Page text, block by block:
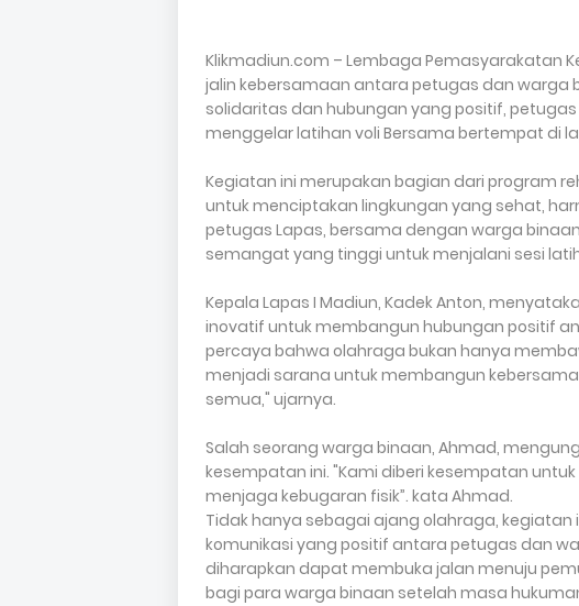
Klikmadiun.com – Lembaga Pemasyarakatan
jalin kebersamaan antara petugas dan warga
solidaritas dan hubungan yang positif,
menggelar latihan voli Bersama bertempat di
Kegiatan ini merupakan bagian dari program
untuk menciptakan lingkungan yang sehat,
petugas Lapas, bersama dengan warga
semangat yang tinggi untuk menjalani sesi
Kepala Lapas I Madiun, Kadek Anton,
inovatif untuk membangun hubungan positif
percaya bahwa olahraga bukan hanya
menjadi sarana untuk membangun
semua," ujarnya.
Salah seorang warga binaan, Ahmad,
kesempatan ini. "Kami diberi kesempatan
menjaga kebugaran fisik”. kata Ahmad.
Tidak hanya sebagai ajang olahraga,
komunikasi yang positif antara petugas dan
diharapkan dapat membuka jalan menuju
bagi para warga binaan setelah masa